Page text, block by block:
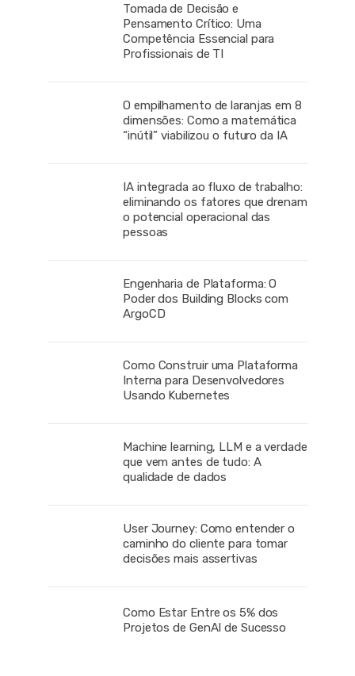
Tomada de Decisão e
Pensamento Crítico: Uma
Competência Essencial para
Profissionais de TI
O empilhamento de laranjas em 8
dimensões: Como a matemática
“inútil” viabilizou o futuro da IA
IA integrada ao fluxo de trabalho:
eliminando os fatores que drenam
o potencial operacional das
pessoas
Engenharia de Plataforma: O
Poder dos Building Blocks com
ArgoCD
Como Construir uma Plataforma
Interna para Desenvolvedores
Usando Kubernetes
Machine learning, LLM e a verdade
que vem antes de tudo: A
qualidade de dados
User Journey: Como entender o
caminho do cliente para tomar
decisões mais assertivas
Como Estar Entre os 5% dos
Projetos de GenAI de Sucesso